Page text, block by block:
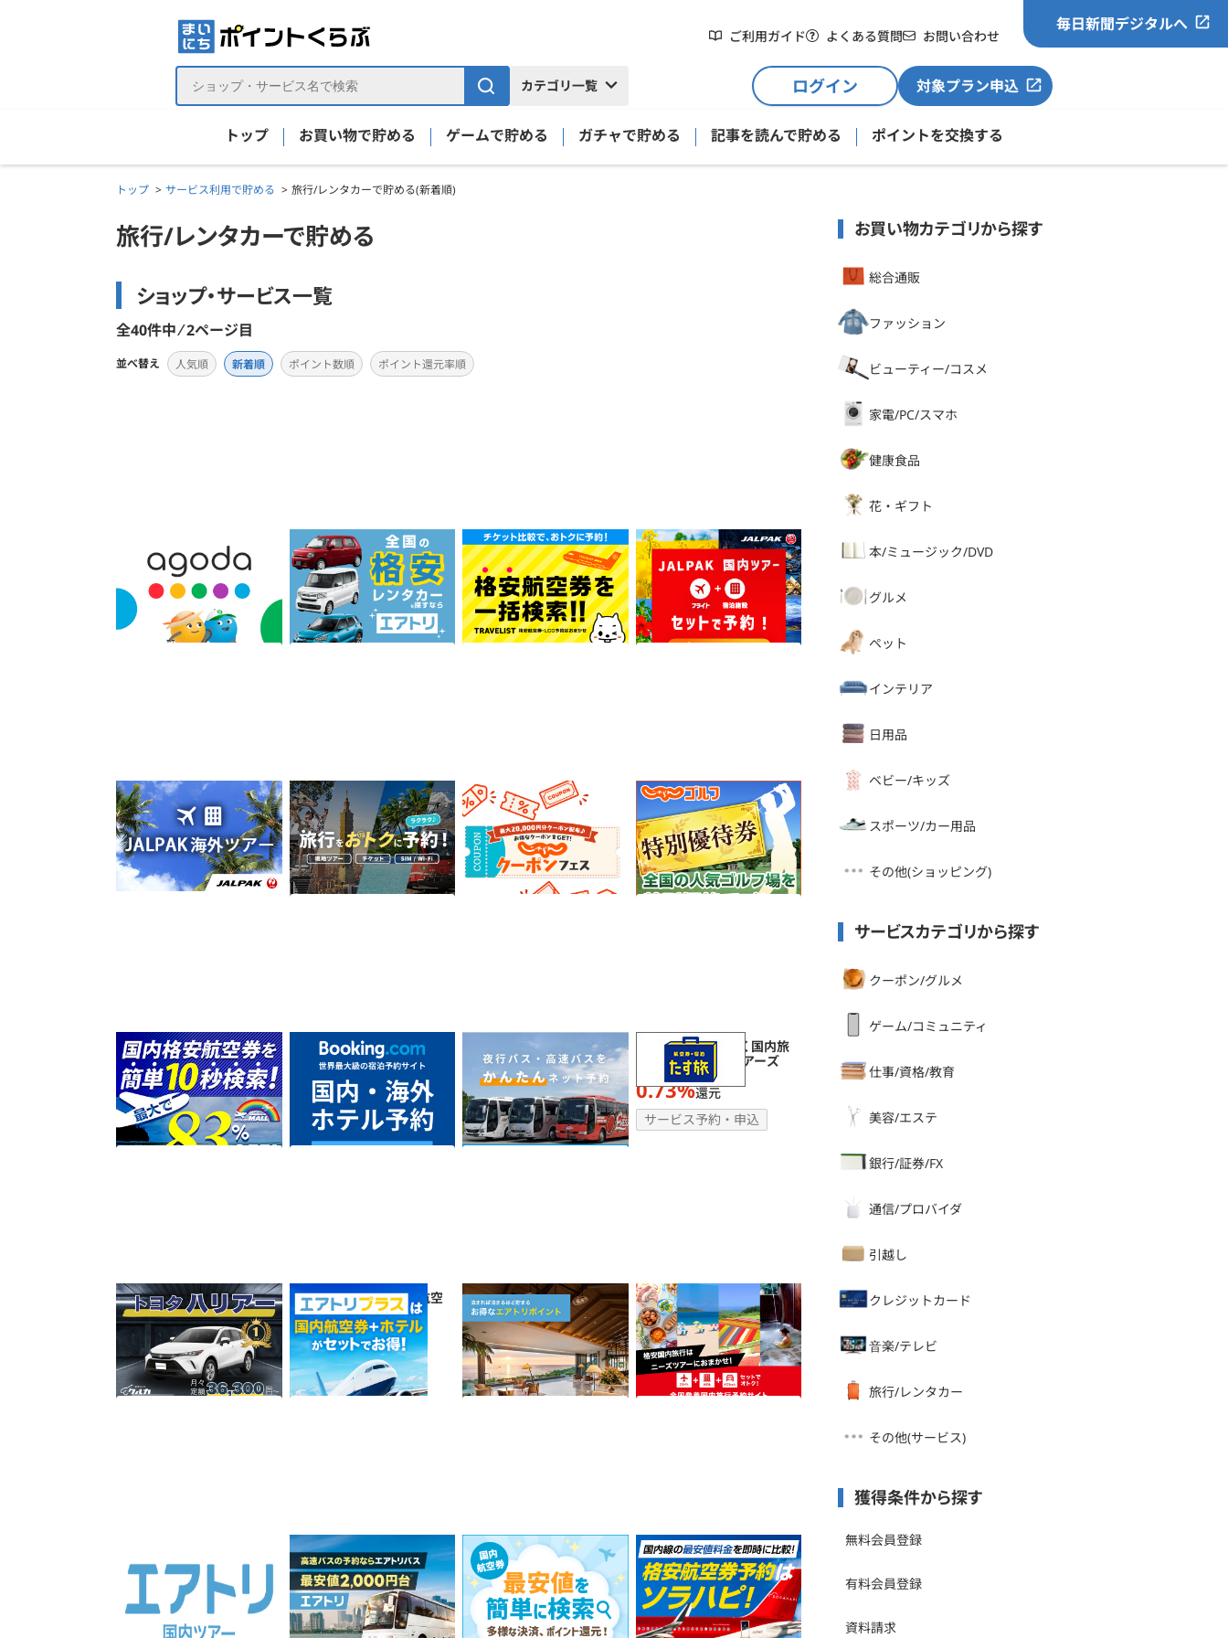
ご利用ガイド よくある質問 お問い合わせ
カテゴリ一覧 ログイン 対象プラン申込
毎日新聞デジタルへ
トップ お買い物で貯める ゲームで貯める ガチャで貯める 記事を読んで貯める ポイントを交換する
トップ サービス利用で貯める 旅行/レンタカーで貯める(新着順)
旅行/レンタカーで貯める
ショップ・サービス一覧
全40件中 ⁄ 2ページ目
並べ替え 人気順 新着順 ポイント数順 ポイント還元率順
《agoda》海外・国内ホテ
ル格安予約のアゴダ
2%
還元
ホテル・旅館宿泊
エアトリレンタカー
210ポイント
サービス予約・申込
トラベリスト【国内格安航
空券】
1,000ポイント
サービス契約・取引
ジャルパック 国内ツアー
0.5%
還元
ホテル・旅館宿泊
ジャルパック 海外ツアー
0.5%還元
ホテル・旅館宿泊
【KKday】現地ツアー・体
験・アクティビティ
1.5%還元
サービス予約・申込
ホテル・宿予約サイト「じ
ゃらんnet」
0.5%還元
ホテル・旅館宿泊
じゃらんゴルフ
250ポイント
サービス予約・申込
国内線の比較・購入サイト
の決定版【格安航空券モー
ル】
500ポイント
サービス契約・取引
【Booking.com】世界最大
の宿泊予約サイト
2%還元
ホテル・旅館宿泊
夜行バス・高速バスの予約
なら「バスのる.jp」
2.55% 還元
サービス予約・申込
スカイマークで行く国内旅
行 スカイパックツアーズ
0.73%還元
サービス予約・申込
カーリース「クルカ」
9,000ポイント
サービス契約・取引
エアトリプラス（国内航空
券+ホテル）
1,250ポイント
サービス予約・申込
エアトリ【国内ホテル予
約】
1.75%還元
ホテル・旅館宿泊
エアトリ(ニーズツアー)
637ポイント
サービス契約・取引
用のみ)
ポイント
サービス契約・取引
エアトリ高速バス
2.75%還元
サービス予約・申込
エアトリ（国内航空券予
約）
915ポイント
サービス予約・申込
ソラハピ国内航空券予約
1,500ポイント
サービス予約・申込
お買い物カテゴリから探す
総合通販
ファッション
ビューティー/コスメ
家電/PC/スマホ
健康食品
花・ギフト
本/ミュージック/DVD
グルメ
ペット
インテリア
日用品
ベビー/キッズ
スポーツ/カー用品
その他(ショッピング)
サービスカテゴリから探す
クーポン/グルメ
ゲーム/コミュニティ
仕事/資格/教育
美容/エステ
銀行/証券/FX
通信/プロバイダ
引越し
クレジットカード
音楽/テレビ
旅行/レンタカー
その他(サービス)
獲得条件から探す
無料会員登録
有料会員登録
資料請求